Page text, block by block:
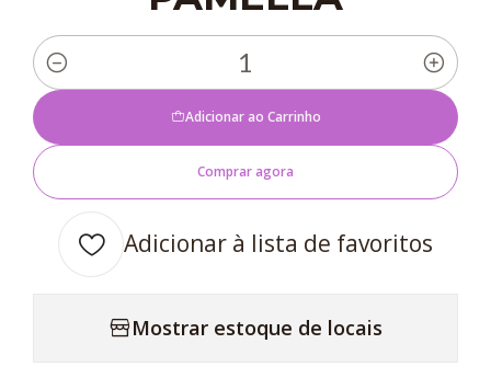
Quantidade
Adicionar ao Carrinho
Comprar agora
Adicionar à lista de favoritos
Mostrar estoque de locais